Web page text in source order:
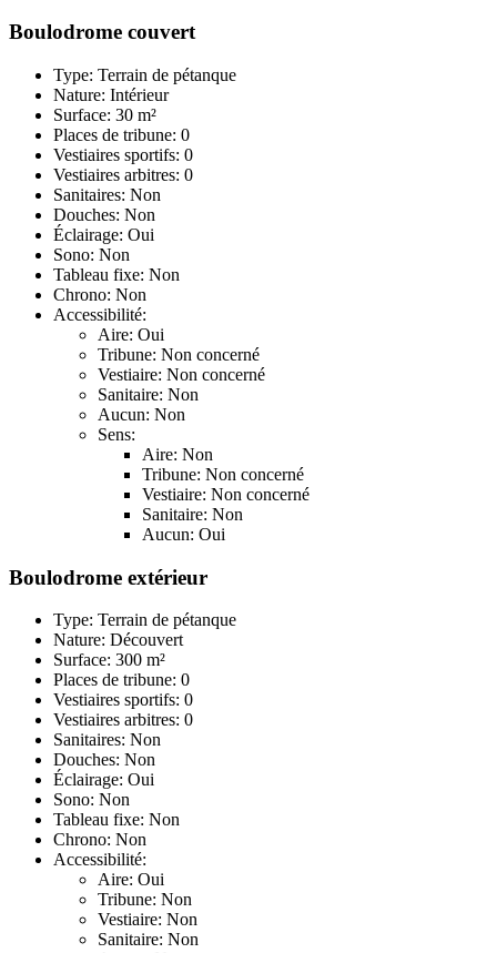
Boulodrome couvert
Type: Terrain de pétanque
Nature: Intérieur
Surface: 30 m²
Places de tribune: 0
Vestiaires sportifs: 0
Vestiaires arbitres: 0
Sanitaires: Non
Douches: Non
Éclairage: Oui
Sono: Non
Tableau fixe: Non
Chrono: Non
Accessibilité:
Aire: Oui
Tribune: Non concerné
Vestiaire: Non concerné
Sanitaire: Non
Aucun: Non
Sens:
Aire: Non
Tribune: Non concerné
Vestiaire: Non concerné
Sanitaire: Non
Aucun: Oui
Boulodrome extérieur
Type: Terrain de pétanque
Nature: Découvert
Surface: 300 m²
Places de tribune: 0
Vestiaires sportifs: 0
Vestiaires arbitres: 0
Sanitaires: Non
Douches: Non
Éclairage: Oui
Sono: Non
Tableau fixe: Non
Chrono: Non
Accessibilité:
Aire: Oui
Tribune: Non
Vestiaire: Non
Sanitaire: Non